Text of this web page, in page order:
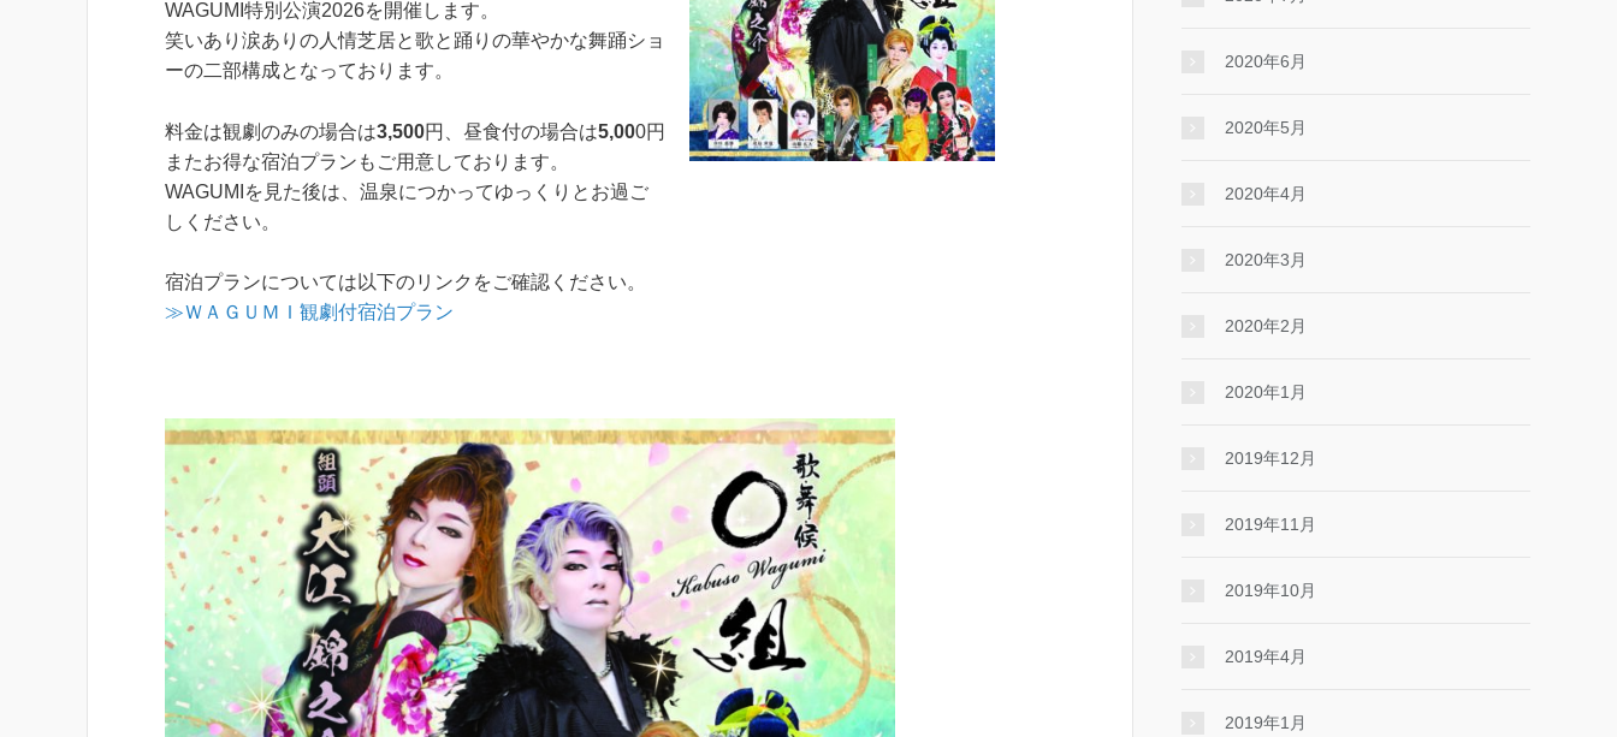
WAGUMI特別公演2026を開催します。
笑いあり涙ありの人情芝居と歌と踊りの華やかな舞踊ショ
ーの二部構成となっております。
料金は観劇のみの場合は3,500円、昼食付の場合は5,000円
またお得な宿泊プランもご用意しております。
WAGUMIを見た後は、温泉につかってゆっくりとお過ご
しください。
宿泊プランについては以下のリンクをご確認ください。
≫ＷＡＧＵＭＩ観劇付宿泊プラン
2020年6月
2020年5月
2020年4月
2020年3月
2020年2月
2020年1月
2019年12月
2019年11月
2019年10月
2019年4月
2019年1月